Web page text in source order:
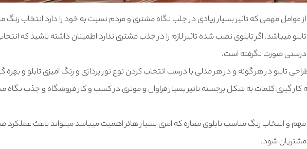
عوامل مهمی که تاثیر بسیار زیادی در جلب نگاه مشتری و مردم نسبت به خود را دارد انتخاب رنگ
تابلو میباشد. اگر تابلوی نصب شده تاثیر لازم را در جذب مشتری ندارد اطمینان داشته باشید که
درستی صورت نگرفته است.
تابلو در هر گونه و در هر مدلی با درست انتخاب کردن نوع نور پردازی و رنگ آمیزی تابلو و بهره
گیری کلمات به شکل برجسته تاثیر بسیار فراوان و موثری در کسب و کار فروشگاه و جذب نگاه
مهم و انتخاب رنگ مناسب تابلوی مغازه که امری بسیار هائز اهمیت میباشد میتواند باعث عملکرد
مشتریان شود.